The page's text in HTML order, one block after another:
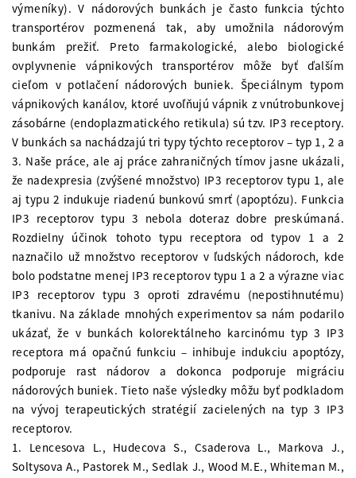
výmeníky). V nádorových bunkách je často funkcia týchto
transportérov pozmenená tak, aby umožnila nádorovým
bunkám prežiť. Preto farmakologické, alebo biologické
ovplyvnenie vápnikových transportérov môže byť ďalším
cieľom v potlačení nádorových buniek. Špeciálnym typom
vápnikových kanálov, ktoré uvoľňujú vápnik z vnútrobunkovej
zásobárne (endoplazmatického retikula) sú tzv. IP3 receptory.
V bunkách sa nachádzajú tri typy týchto receptorov – typ 1, 2 a
3. Naše práce, ale aj práce zahraničných tímov jasne ukázali,
že nadexpresia (zvýšené množstvo) IP3 receptorov typu 1, ale
aj typu 2 indukuje riadenú bunkovú smrť (apoptózu). Funkcia
IP3 receptorov typu 3 nebola doteraz dobre preskúmaná.
Rozdielny účinok tohoto typu receptora od typov 1 a 2
naznačilo už množstvo receptorov v ľudských nádoroch, kde
bolo podstatne menej IP3 receptorov typu 1 a 2 a výrazne viac
IP3 receptorov typu 3 oproti zdravému (nepostihnutému)
tkanivu. Na základe mnohých experimentov sa nám podarilo
ukázať, že v bunkách kolorektálneho karcinómu typ 3 IP3
receptora má opačnú funkciu – inhibuje indukciu apoptózy,
podporuje rast nádorov a dokonca podporuje migráciu
nádorových buniek. Tieto naše výsledky môžu byť podkladom
na vývoj terapeutických stratégií zacielených na typ 3 IP3
receptorov.
1. Lencesova L., Hudecova S., Csaderova L., Markova J.,
Soltysova A., Pastorek M., Sedlak J., Wood M.E., Whiteman M.,